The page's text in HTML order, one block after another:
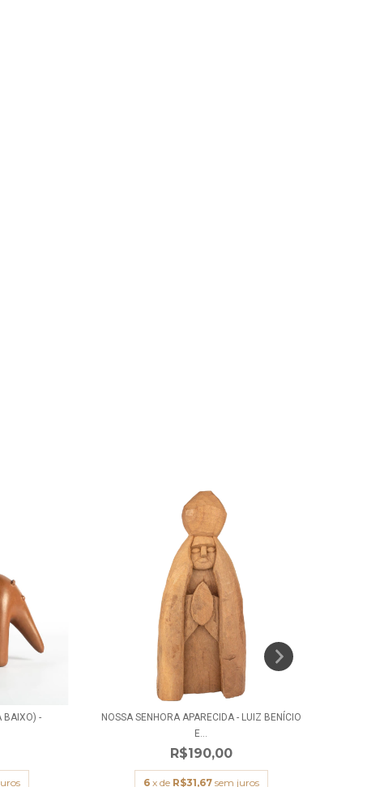
BAIXO) -
NOSSA SENHORA APARECIDA - LUIZ BENÍCIO
E...
R$190,00
6 x de R$31,67 sem juros